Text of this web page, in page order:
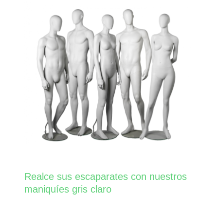
Realce sus escaparates con nuestros
maniquíes gris claro